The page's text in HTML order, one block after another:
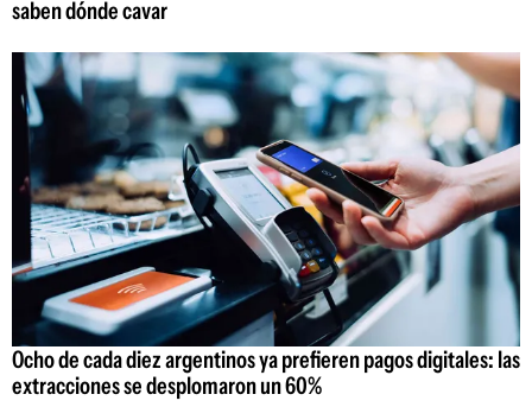
saben dónde cavar
Ocho de cada diez argentinos ya prefieren pagos digitales: las
extracciones se desplomaron un 60%